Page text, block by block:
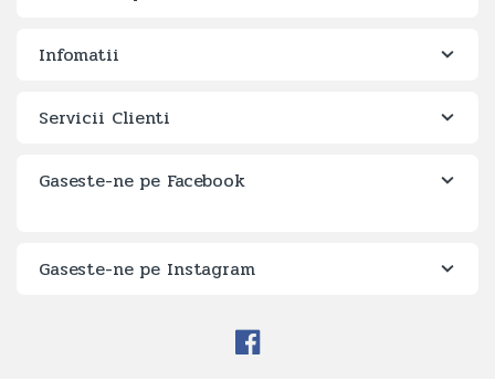
Infomatii
Servicii Clienti
Gaseste-ne pe Facebook
Gaseste-ne pe Instagram